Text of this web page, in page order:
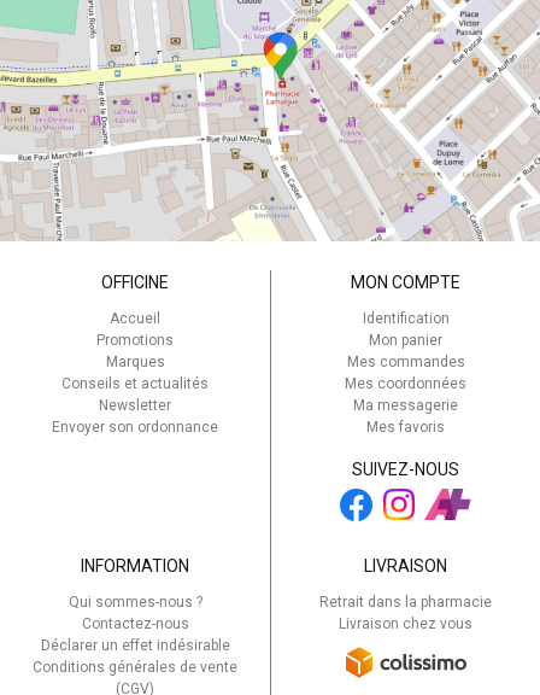
OFFICINE
Accueil
Promotions
Marques
Conseils et actualités
Newsletter
Envoyer son ordonnance
MON COMPTE
Identification
Mon panier
Mes commandes
Mes coordonnées
Ma messagerie
Mes favoris
SUIVEZ-NOUS
INFORMATION
Qui sommes-nous ?
Contactez-nous
Déclarer un effet indésirable
Conditions générales de vente
(CGV)
LIVRAISON
Retrait dans la pharmacie
Livraison chez vous